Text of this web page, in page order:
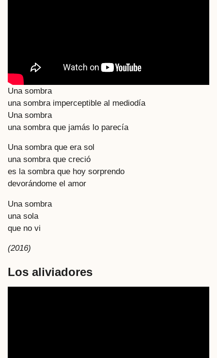
Una sombra
una sombra imperceptible al mediodía
Una sombra
una sombra que jamás lo parecía
Una sombra que era sol
una sombra que creció
es la sombra que hoy sorprendo
devorándome el amor
Una sombra
una sola
que no vi
(2016)
Los aliviadores